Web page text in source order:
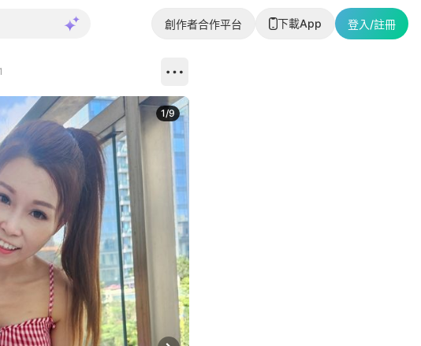
創作者合作平台 下載App 登入/註冊
1/9